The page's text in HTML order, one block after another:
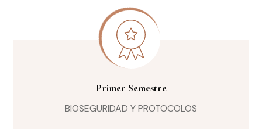
Primer Semestre
BIOSEGURIDAD Y PROTOCOLOS